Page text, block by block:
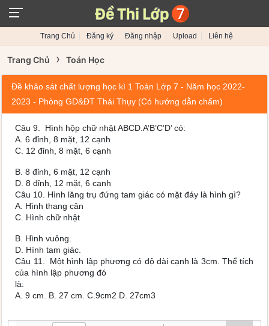
Trang Chủ Đăng ký Đăng nhập Upload Liên hệ
Trang Chủ › Toán Học
Đề khảo sát chất lượng học kì 1 Toán Lớp 7 - Năm học 2022-
2023 - Phòng GD&ĐT Thái Thụy (Có hướng dẫn chấm)
Câu 9. Hình hộp chữ nhật ABCD.A’B’C’D’ có:
A. 6 đỉnh, 8 mặt, 12 cạnh
C. 12 đỉnh, 8 mặt, 6 cạnh
B. 8 đỉnh, 6 mặt, 12 cạnh
D. 8 đỉnh, 12 mặt, 6 cạnh
Câu 10. Hình lăng trụ đứng tam giác có mặt đáy là hình gì?
A. Hình thang cân
C. Hình chữ nhật
B. Hình vuông.
D. Hình tam giác.
Câu 11. Một hình lập phương có độ dài cạnh là 3cm. Thể tích
của hình lập phương đó
là:
A. 9 cm. B. 27 cm. C.9cm2 D. 27cm3